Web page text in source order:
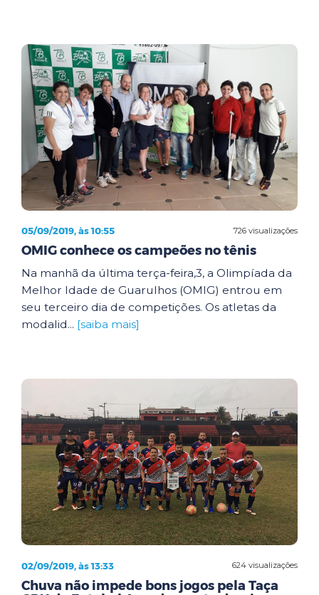
726 visualizações
05/09/2019, às 10:55
OMIG conhece os campeões no tênis
Na manhã da última terça-feira,3, a Olimpíada da
Melhor Idade de Guarulhos (OMIG) entrou em
seu terceiro dia de competições. Os atletas da
modalid... [saiba mais]
624 visualizações
02/09/2019, às 13:33
Chuva não impede bons jogos pela Taça